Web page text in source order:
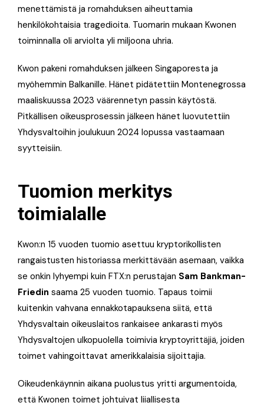
menettämistä ja romahduksen aiheuttamia
henkilökohtaisia tragedioita. Tuomarin mukaan Kwonen
toiminnalla oli arviolta yli miljoona uhria.
Kwon pakeni romahduksen jälkeen Singaporesta ja
myöhemmin Balkanille. Hänet pidätettiin Montenegrossa
maaliskuussa 2023 väärennetyn passin käytöstä.
Pitkällisen oikeusprosessin jälkeen hänet luovutettiin
Yhdysvaltoihin joulukuun 2024 lopussa vastaamaan
syytteisiin.
Tuomion merkitys
toimialalle
Kwon:n 15 vuoden tuomio asettuu kryptorikollisten
rangaistusten historiassa merkittävään asemaan, vaikka
se onkin lyhyempi kuin FTX:n perustajan Sam Bankman-
Friedin saama 25 vuoden tuomio. Tapaus toimii
kuitenkin vahvana ennakkotapauksena siitä, että
Yhdysvaltain oikeuslaitos rankaisee ankarasti myös
Yhdysvaltojen ulkopuolella toimivia kryptoyrittäjiä, joiden
toimet vahingoittavat amerikkalaisia sijoittajia.
Oikeudenkäynnin aikana puolustus yritti argumentoida,
että Kwonen toimet johtuivat liiallisesta